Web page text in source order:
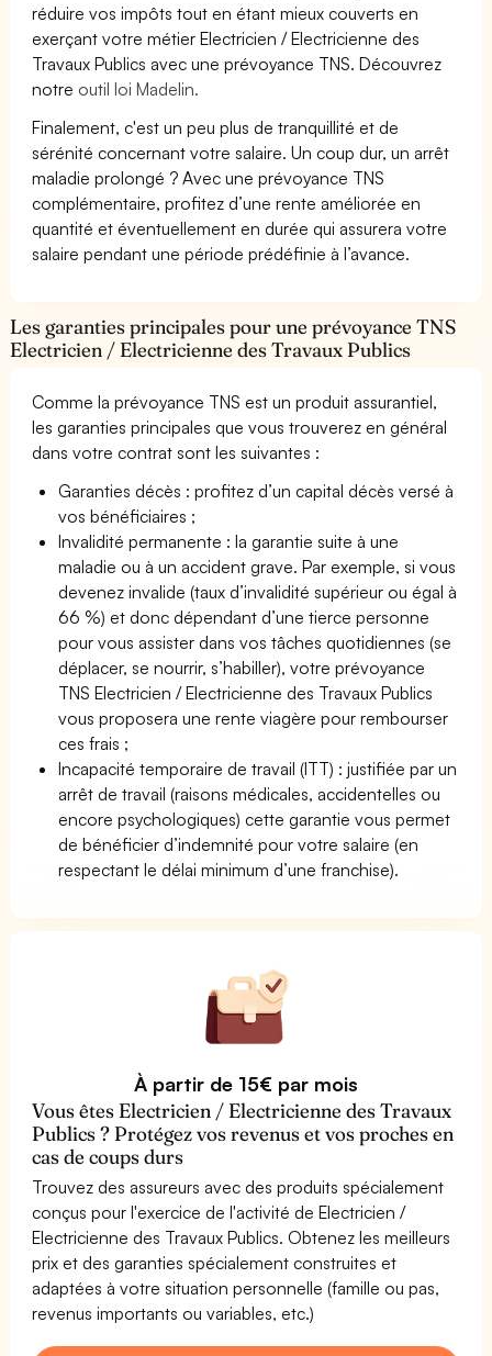
réduire vos impôts tout en étant mieux couverts en
exerçant votre métier Electricien / Electricienne des
Travaux Publics avec une prévoyance TNS. Découvrez
notre outil loi Madelin.
Finalement, c'est un peu plus de tranquillité et de
sérénité concernant votre salaire. Un coup dur, un arrêt
maladie prolongé ? Avec une prévoyance TNS
complémentaire, profitez d’une rente améliorée en
quantité et éventuellement en durée qui assurera votre
salaire pendant une période prédéfinie à l’avance.
Les garanties principales pour une prévoyance TNS
Electricien / Electricienne des Travaux Publics
Comme la prévoyance TNS est un produit assurantiel,
les garanties principales que vous trouverez en général
dans votre contrat sont les suivantes :
Garanties décès : profitez d’un capital décès versé à
vos bénéficiaires ;
Invalidité permanente : la garantie suite à une
maladie ou à un accident grave. Par exemple, si vous
devenez invalide (taux d’invalidité supérieur ou égal à
66 %) et donc dépendant d’une tierce personne
pour vous assister dans vos tâches quotidiennes (se
déplacer, se nourrir, s’habiller), votre prévoyance
TNS Electricien / Electricienne des Travaux Publics
vous proposera une rente viagère pour rembourser
ces frais ;
Incapacité temporaire de travail (ITT) : justifiée par un
arrêt de travail (raisons médicales, accidentelles ou
encore psychologiques) cette garantie vous permet
de bénéficier d’indemnité pour votre salaire (en
respectant le délai minimum d’une franchise).
À partir de 15€ par mois
Vous êtes Electricien / Electricienne des Travaux
Publics ? Protégez vos revenus et vos proches en
cas de coups durs
Trouvez des assureurs avec des produits spécialement
conçus pour l'exercice de l'activité de Electricien /
Electricienne des Travaux Publics. Obtenez les meilleurs
prix et des garanties spécialement construites et
adaptées à votre situation personnelle (famille ou pas,
revenus importants ou variables, etc.)